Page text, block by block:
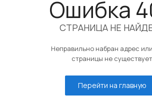
Ошибка
СТРАНИЦА НЕ
Неправильно набран адрес
страницы не существует
Перейти на главную